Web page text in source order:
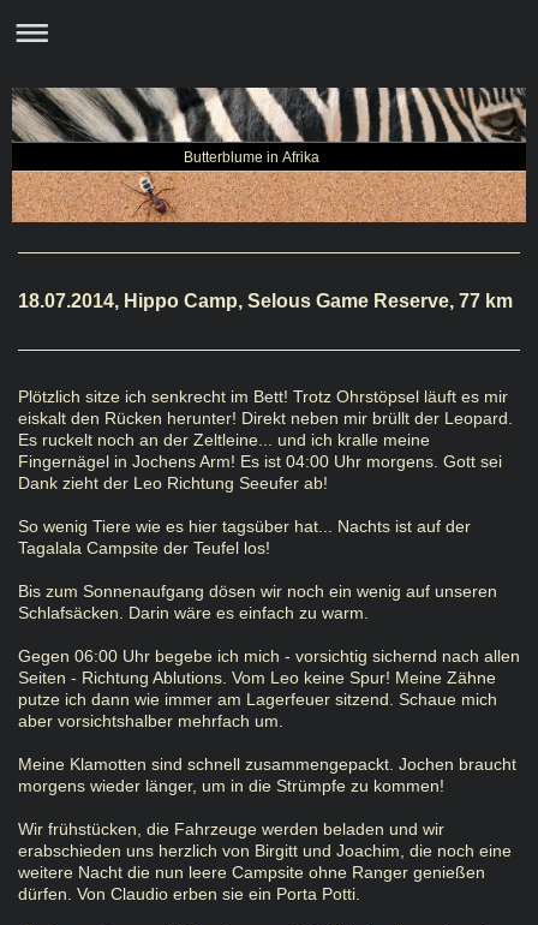
Butterblume in Afrika
18.07.2014, Hippo Camp, Selous Game Reserve, 77 km
Plötzlich sitze ich senkrecht im Bett! Trotz Ohrstöpsel läuft es mir
eiskalt den Rücken herunter! Direkt neben mir brüllt der Leopard.
Es ruckelt noch an der Zeltleine... und ich kralle meine
Fingernägel in Jochens Arm! Es ist 04:00 Uhr morgens. Gott sei
Dank zieht der Leo Richtung Seeufer ab!
So wenig Tiere wie es hier tagsüber hat... Nachts ist auf der
Tagalala Campsite der Teufel los!
Bis zum Sonnenaufgang dösen wir noch ein wenig auf unseren
Schlafsäcken. Darin wäre es einfach zu warm.
Gegen 06:00 Uhr begebe ich mich - vorsichtig sichernd nach allen
Seiten - Richtung Ablutions. Vom Leo keine Spur! Meine Zähne
putze ich dann wie immer am Lagerfeuer sitzend. Schaue mich
aber vorsichtshalber mehrfach um.
Meine Klamotten sind schnell zusammengepackt. Jochen braucht
morgens wieder länger, um in die Strümpfe zu kommen!
Wir frühstücken, die Fahrzeuge werden beladen und wir
erabschieden uns herzlich von Birgitt und Joachim, die noch eine
weitere Nacht die nun leere Campsite ohne Ranger genießen
dürfen. Von Claudio erben sie ein Porta Potti.